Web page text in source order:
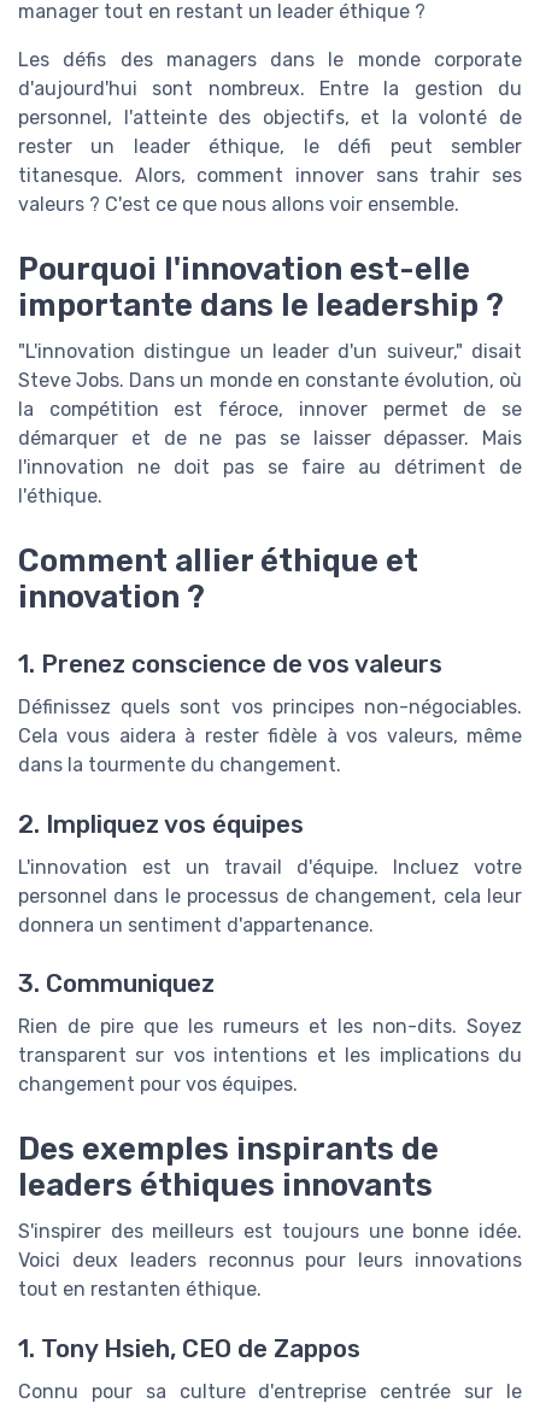
manager tout en restant un leader éthique ?
Les défis des managers dans le monde corporate
d'aujourd'hui sont nombreux. Entre la gestion du
personnel, l'atteinte des objectifs, et la volonté de
rester un leader éthique, le défi peut sembler
titanesque. Alors, comment innover sans trahir ses
valeurs ? C'est ce que nous allons voir ensemble.
Pourquoi l'innovation est-elle
importante dans le leadership ?
"L'innovation distingue un leader d'un suiveur," disait
Steve Jobs. Dans un monde en constante évolution, où
la compétition est féroce, innover permet de se
démarquer et de ne pas se laisser dépasser. Mais
l'innovation ne doit pas se faire au détriment de
l'éthique.
Comment allier éthique et
innovation ?
1. Prenez conscience de vos valeurs
Définissez quels sont vos principes non-négociables.
Cela vous aidera à rester fidèle à vos valeurs, même
dans la tourmente du changement.
2. Impliquez vos équipes
L'innovation est un travail d'équipe. Incluez votre
personnel dans le processus de changement, cela leur
donnera un sentiment d'appartenance.
3. Communiquez
Rien de pire que les rumeurs et les non-dits. Soyez
transparent sur vos intentions et les implications du
changement pour vos équipes.
Des exemples inspirants de
leaders éthiques innovants
S'inspirer des meilleurs est toujours une bonne idée.
Voici deux leaders reconnus pour leurs innovations
tout en restanten éthique.
1. Tony Hsieh, CEO de Zappos
Connu pour sa culture d'entreprise centrée sur le